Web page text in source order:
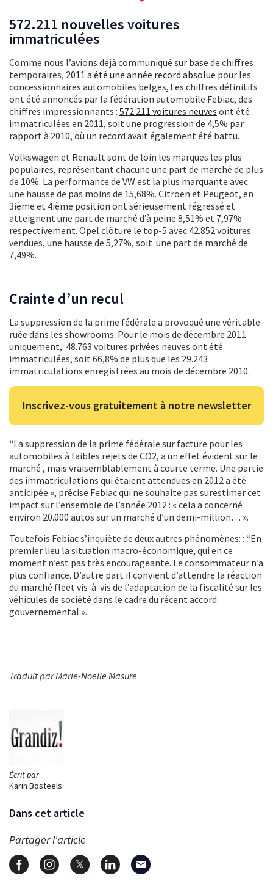
Écrit par
Karin Bosteels
Dans cet article
Partager l'article
572.211 nouvelles voitures
immatriculées
Comme nous l’avions déjà communiqué sur base de chiffres
temporaires, 2011 a été une année record absolue pour les
concessionnaires automobiles belges. Les chiffres définitifs
ont été annoncés par la fédération automobile Febiac, des
chiffres impressionnants : 572.211 voitures neuves ont été
immatriculées en 2011, soit une progression de 4,5% par
rapport à 2010, où un record avait également été battu.
Volkswagen et Renault sont de loin les marques les plus
populaires, représentant chacune une part de marché de plus
de 10%. La performance de VW est la plus marquante avec
une hausse de pas moins de 15,68%. Citroën et Peugeot, en
3ième et 4ième position ont sérieusement régressé et
atteignent une part de marché d’à peine 8,51% et 7,97%
respectivement. Opel clôture le top-5 avec 42.852 voitures
vendues, une hausse de 5,27%, soit une part de marché de
7,49%.
Crainte d’un recul
La suppression de la prime fédérale a provoqué une véritable
ruée dans les showrooms. Pour le mois de décembre 2011
uniquement, 48.763 voitures privées neuves ont été
immatriculées, soit 66,8% de plus que les 29.243
immatriculations enregistrées au mois de décembre 2010.
Inscrivez-vous gratuitement à notre newsletter
“La suppression de la prime fédérale sur facture pour les
automobiles à faibles rejets de CO2, a un effet évident sur le
marché , mais vraisemblablement à courte terme. Une partie
des immatriculations qui étaient attendues en 2012 a été
anticipée », précise Febiac qui ne souhaite pas surestimer cet
impact sur l’ensemble de l’année 2012 : « cela a concerné
environ 20.000 autos sur un marché d’un demi-million… ».
Toutefois Febiac s’inquiète de deux autres phénomènes: : “En
premier lieu la situation macro-économique, qui en ce
moment n’est pas très encourageante. Le consommateur n’a
plus confiance. D’autre part il convient d’attendre la réaction
du marché fleet vis-à-vis de l’adaptation de la fiscalité sur les
véhicules de société dans le cadre du récent accord
gouvernemental ».
Traduit par Marie-Noëlle Masure